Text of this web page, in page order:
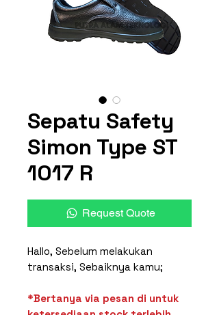
Sepatu Safety
Simon Type ST
1017 R
Request Quote
Hallo, Sebelum melakukan
transaksi, Sebaiknya kamu;
*Bertanya via pesan di untuk